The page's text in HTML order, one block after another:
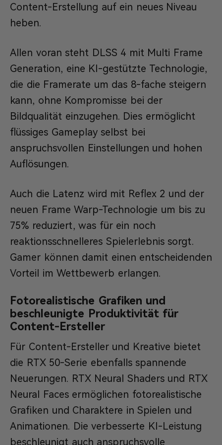
Content-Erstellung auf ein neues Niveau
heben.
Allen voran steht DLSS 4 mit Multi Frame
Generation, eine KI-gestützte Technologie,
die die Framerate um das 8-fache steigern
kann, ohne Kompromisse bei der
Bildqualität einzugehen. Dies ermöglicht
flüssiges Gameplay selbst bei
anspruchsvollen Einstellungen und hohen
Auflösungen.
Auch die Latenz wird mit Reflex 2 und der
neuen Frame Warp-Technologie um bis zu
75% reduziert, was für ein noch
reaktionsschnelleres Spielerlebnis sorgt.
Gamer können damit einen entscheidenden
Vorteil im Wettbewerb erlangen.
Fotorealistische Grafiken und
beschleunigte Produktivität für
Content-Ersteller
Für Content-Ersteller und Kreative bietet
die RTX 50-Serie ebenfalls spannende
Neuerungen. RTX Neural Shaders und RTX
Neural Faces ermöglichen fotorealistische
Grafiken und Charaktere in Spielen und
Animationen. Die verbesserte KI-Leistung
beschleunigt auch anspruchsvolle